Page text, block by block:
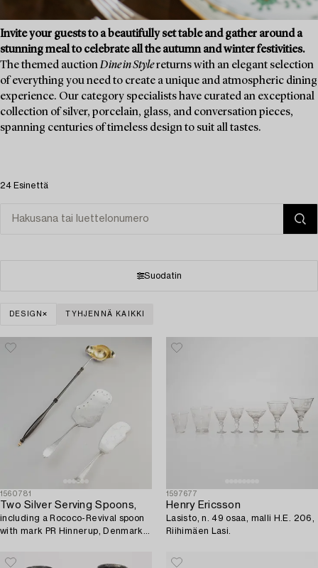
Invite your guests to a beautifully set table and gather around a
stunning meal to celebrate all the autumn and winter festivities.
The themed auctionDine in Stylereturns with an elegant selection
of everything you need to create a unique and atmospheric dining
experience. Our category specialists have curated an exceptional
collection of silver, porcelain, glass, and conversation pieces,
spanning centuries of timeless design to suit all tastes.
24 Esinettä
Suodatin
DESIGN TYHJENNÄ KAIKKI
1560781
Two Silver Serving Spoons,
including a Rococo-Revival spoon
with mark PR Hinnerup, Denmark
1597677
Henry Ericsson
Lasisto, n. 49 osaa, malli H.E. 206,
Riihimäen Lasi.